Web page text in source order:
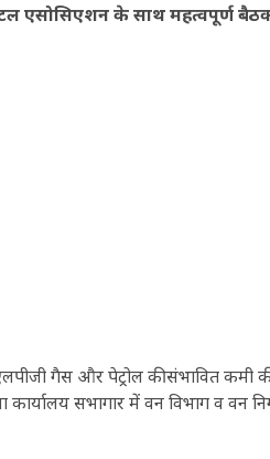
एसोसिएशन के साथ महत्वपूर्ण
गैस और पेट्रोल की संभावित कमी
कार्यालय सभागार में वन विभाग व वन